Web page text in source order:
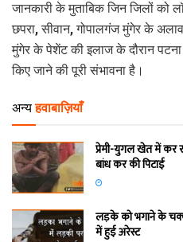
जानकारी के मुताबिक जिन जिलों को
छपरा, सीवान, गोपालगंज मुंगेर के
मुंगेर के पेशेंट की इलाज के दौरान
किए जाने की पूरी संभावना है।
अन्य हवाबाज़ियाँ
प्रेमी-युगल खेत में कर
बांध कर की पिटाई
लड़के को भगाने के
में हुई अरेस्ट